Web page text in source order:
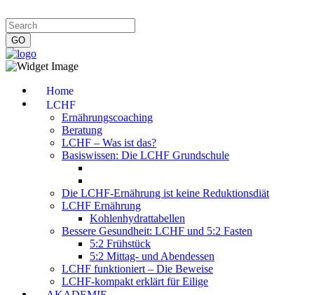
Home
LCHF
Ernährungscoaching
Beratung
LCHF – Was ist das?
Basiswissen: Die LCHF Grundschule
Die LCHF-Ernährung ist keine Reduktionsdiät
LCHF Ernährung
Kohlenhydrattabellen
Bessere Gesundheit: LCHF und 5:2 Fasten
5:2 Frühstück
5:2 Mittag- und Abendessen
LCHF funktioniert – Die Beweise
LCHF-kompakt erklärt für Eilige